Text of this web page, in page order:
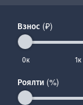
Взнос (₽)
0к 1к
Роялти (%)